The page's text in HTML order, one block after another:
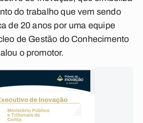
do trabalho que vem sendo
de 20 anos por uma equipe
de Gestão do Conhecimento
o promotor.